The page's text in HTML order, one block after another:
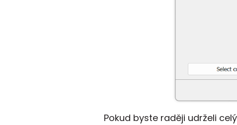
Pokud byste raději udrželi